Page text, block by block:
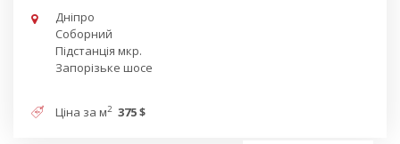
Дніпро
Соборний
Підстанція мкр.
Запорізьке шосе
Ціна за м2 375 $